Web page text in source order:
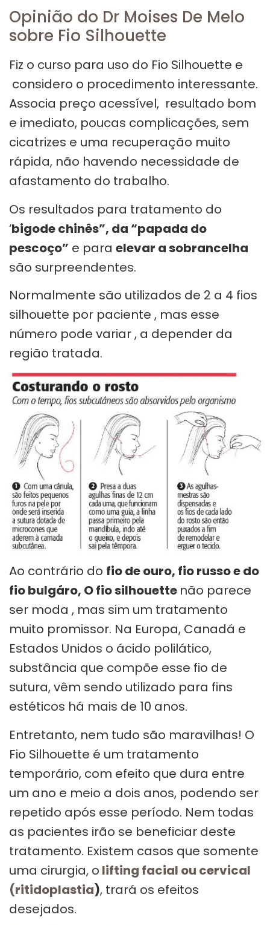
Opinião do Dr Moises De Melo
sobre Fio Silhouette
Fiz o curso para uso do Fio Silhouette e
considero o procedimento interessante.
Associa preço acessível, resultado bom
e imediato, poucas complicações, sem
cicatrizes e uma recuperação muito
rápida, não havendo necessidade de
afastamento do trabalho.
Os resultados para tratamento do
‘bigode chinês”, da “papada do
pescoço” e para elevar a sobrancelha
são surpreendentes.
Normalmente são utilizados de 2 a 4 fios
silhouette por paciente , mas esse
número pode variar , a depender da
região tratada.
Ao contrário do fio de ouro, fio russo e do
fio bulgáro, O fio silhouette não parece
ser moda , mas sim um tratamento
muito promissor. Na Europa, Canadá e
Estados Unidos o ácido polilático,
substância que compõe esse fio de
sutura, vêm sendo utilizado para fins
estéticos há mais de 10 anos.
Entretanto, nem tudo são maravilhas! O
Fio Silhouette é um tratamento
temporário, com efeito que dura entre
um ano e meio a dois anos, podendo ser
repetido após esse período. Nem todas
as pacientes irão se beneficiar deste
tratamento. Existem casos que somente
uma cirurgia, o lifting facial ou cervical
(ritidoplastia), trará os efeitos
desejados.